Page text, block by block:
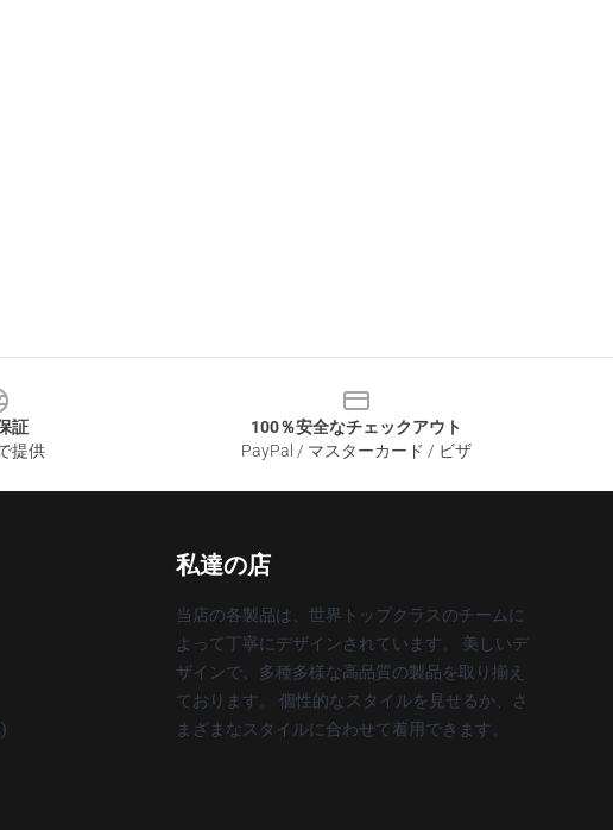
証
提供
100％安全なチェックアウト
PayPal / マスターカード / ビザ
私達の店
当店の各製品は、世界トップクラスのチームに
よって丁寧にデザインされています。 美しいデ
ザインで、多種多様な高品質の製品を取り揃え
ております。 個性的なスタイルを見せるか、さ
まざまなスタイルに合わせて着用できます。